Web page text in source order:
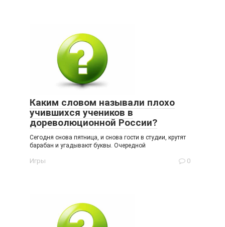
Каким словом называли плохо
учившихся учеников в
дореволюционной России?
Сегодня снова пятница, и снова гости в студии, крутят
барабан и угадывают буквы. Очередной
Игры 0